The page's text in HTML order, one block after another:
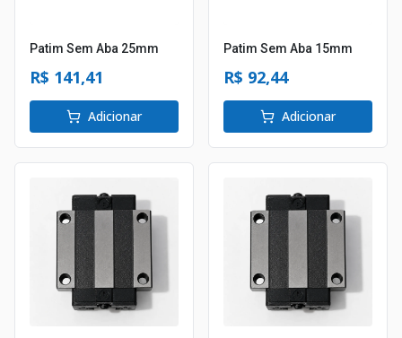
Patim Sem Aba 25mm
R$ 141,41
Adicionar
Patim Sem Aba 15mm
R$ 92,44
Adicionar